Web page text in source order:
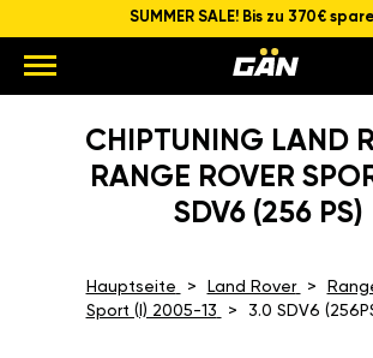
SUMMER SALE! Bis zu 370€
CHIPTUNING LAND
RANGE ROVER
SDV6 (256 PS)
Hauptseite Land Rover
Sport (I) 2005-13
3.0 SDV6